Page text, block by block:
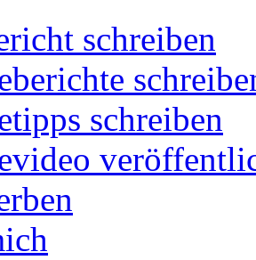
schreiben
schreiben